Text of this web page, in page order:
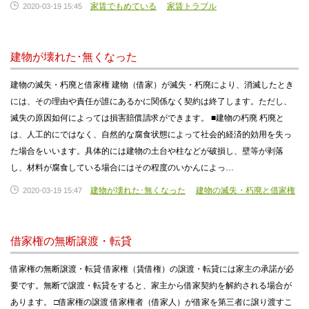
2020-03-19 15:45 家賃でもめている 家賃トラブル
建物が壊れた･無くなった
建物の滅失・朽廃と借家権 建物（借家）が滅失・朽廃により、消滅したとき
には、その理由や責任が誰にあるかに関係なく契約は終了します。ただし、
滅失の原因如何によっては損害賠償請求ができます。 ■建物の朽廃 朽廃と
は、人工的にではなく、自然的な腐食状態によって社会的経済的効用を失っ
た場合をいいます。具体的には建物の土台や柱などが破損し、壁等が剥落
し、材料が腐食している場合にはその程度のいかんによっ…
2020-03-19 15:47 建物が壊れた･無くなった 建物の滅失・朽廃と借家権
借家権の無断譲渡・転貸
借家権の無断譲渡・転貸 借家権（賃借権）の譲渡・転貸には家主の承諾が必
要です。無断で譲渡・転貸をすると、家主から借家契約を解約される場合が
あります。 □借家権の譲渡 借家権者（借家人）が借家を第三者に譲り渡すこ